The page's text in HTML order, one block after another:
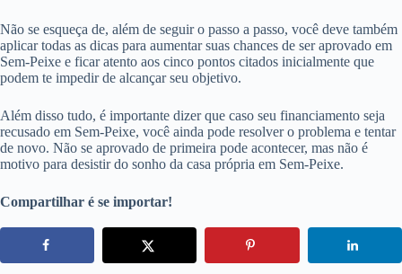
Não se esqueça de, além de seguir o passo a passo, você deve também
aplicar todas as dicas para aumentar suas chances de ser aprovado em
Sem-Peixe e ficar atento aos cinco pontos citados inicialmente que
podem te impedir de alcançar seu objetivo.
Além disso tudo, é importante dizer que caso seu financiamento seja
recusado em Sem-Peixe, você ainda pode resolver o problema e tentar
de novo. Não se aprovado de primeira pode acontecer, mas não é
motivo para desistir do sonho da casa própria em Sem-Peixe.
Compartilhar é se importar!